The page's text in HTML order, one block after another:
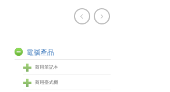
電腦產品
商用筆記本
商用臺式機